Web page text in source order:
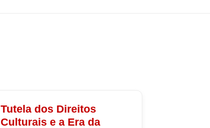
Tutela dos Direitos
Culturais e a Era da